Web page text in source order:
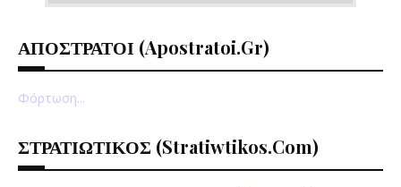
ΑΠΟΣΤΡΑΤΟΙ (apostratoi.gr)
Φόρτωση...
ΣΤΡΑΤΙΩΤΙΚΟΣ (stratiwtikos.com)